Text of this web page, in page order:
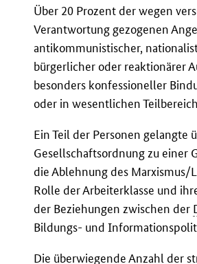
Über 20 Prozent der wegen
Verantwortung gezogenen
antikommunistischer,
bürgerlicher oder reaktionärer
besonders konfessioneller
oder in wesentlichen
Ein Teil der Personen gelangte
Gesellschaftsordnung zu einer
die Ablehnung des Marxismus/
Rolle der Arbeiterklasse und
der Beziehungen zwischen der
Bildungs- und
Die überwiegende Anzahl der